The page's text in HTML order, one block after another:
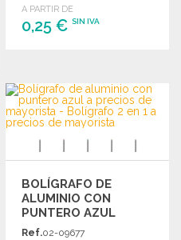
A PARTIR DE
0,25 €SIN IVA
Solicitar un presupuesto
BOLÍGRAFO DE
ALUMINIO CON
PUNTERO AZUL
Ref.02-09677